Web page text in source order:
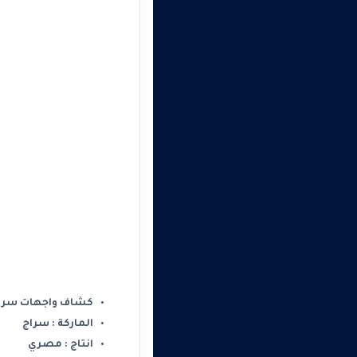
كشاف واجهات سراج 100 وات أضاءه
الماركة : سراج
انتاج : مصري